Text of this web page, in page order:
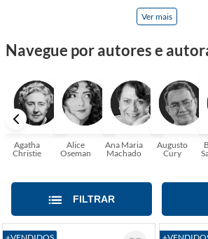
horizontes, onde cada página é uma
universos e perspectivas. Ler nos
e tenha a oportunidade de alcançar o
passe um tempo no mundo da
transforma vidas e estamos aqui para
sua! Tenha certeza, temos o livro
Ver mais
Navegue por autores e
Agatha
Christie
Alice
Oseman
Ana Maria
Machado
Augusto
Cury
FILTRAR